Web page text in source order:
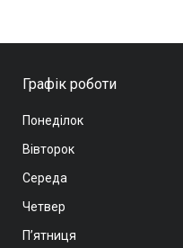
Графік роботи
Понеділок
Вівторок
Середа
Четвер
Пʼятниця